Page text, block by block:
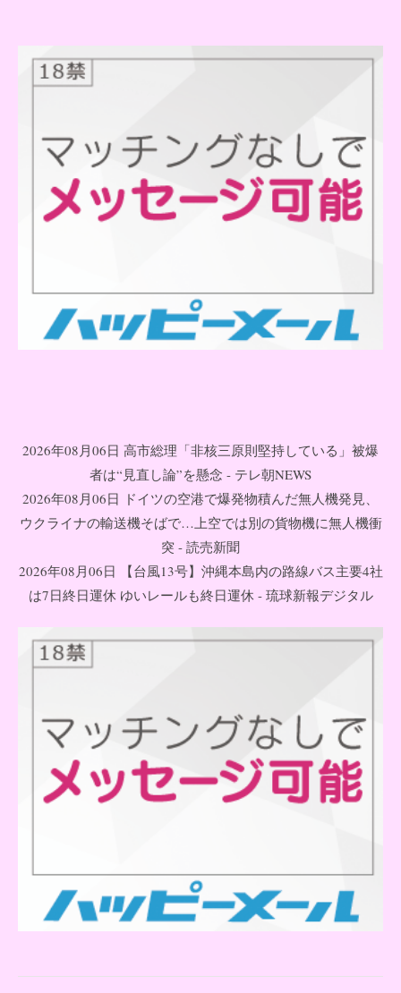
2026年08月06日 高市総理「非核三原則堅持している」被爆
者は“見直し論”を懸念 - テレ朝NEWS
2026年08月06日 ドイツの空港で爆発物積んだ無人機発見、
ウクライナの輸送機そばで…上空では別の貨物機に無人機衝
突 - 読売新聞
2026年08月06日 【台風13号】沖縄本島内の路線バス主要4社
は7日終日運休 ゆいレールも終日運休 - 琉球新報デジタル